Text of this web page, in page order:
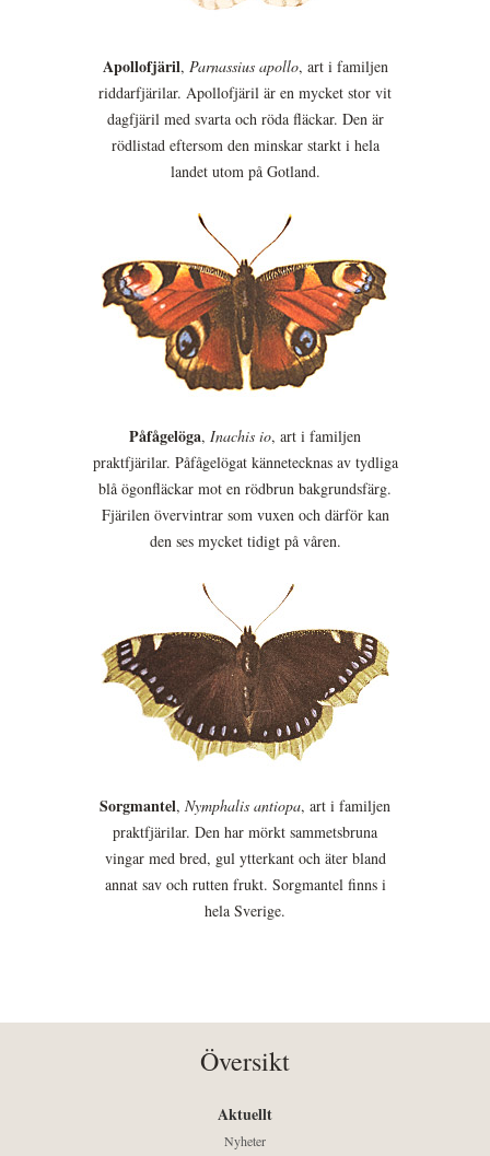
Apollofjäril, Parnassius apollo, art i familjen
riddarfjärilar. Apollofjäril är en mycket stor vit
dagfjäril med svarta och röda fläckar. Den är
rödlistad eftersom den minskar starkt i hela
landet utom på Gotland.
Påfågelöga, Inachis io, art i familjen
praktfjärilar. Påfågelögat kännetecknas av tydliga
blå ögonfläckar mot en rödbrun bakgrundsfärg.
Fjärilen övervintrar som vuxen och därför kan
den ses mycket tidigt på våren.
Sorgmantel, Nymphalis antiopa, art i familjen
praktfjärilar. Den har mörkt sammetsbruna
vingar med bred, gul ytterkant och äter bland
annat sav och rutten frukt. Sorgmantel finns i
hela Sverige.
Översikt
Aktuellt
Nyheter